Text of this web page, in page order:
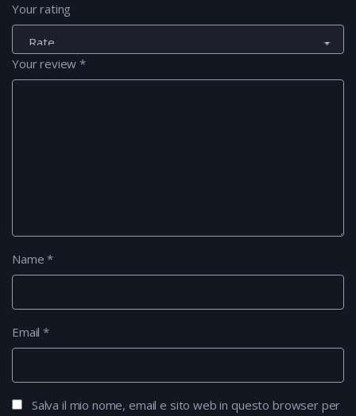
Your rating
Your review*
Name*
Email*
Salva il mio nome, email e sito web in questo browser per